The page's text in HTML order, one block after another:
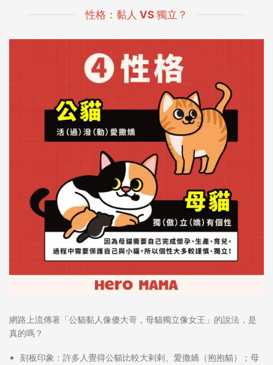
性格：黏人 VS 獨立？
網路上流傳著「公貓黏人像傻大哥，母貓獨立像女王」的說法，是
真的嗎？
刻板印象：許多人覺得公貓比較大剌剌、愛撒嬌（抱抱貓）；母